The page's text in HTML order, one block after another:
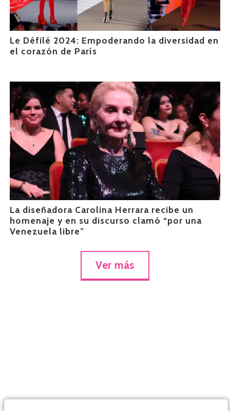
Le Défilé 2024: Empoderando la diversidad en
el corazón de París
La diseñadora Carolina Herrara recibe un
homenaje y en su discurso clamó “por una
Venezuela libre”
Ver más